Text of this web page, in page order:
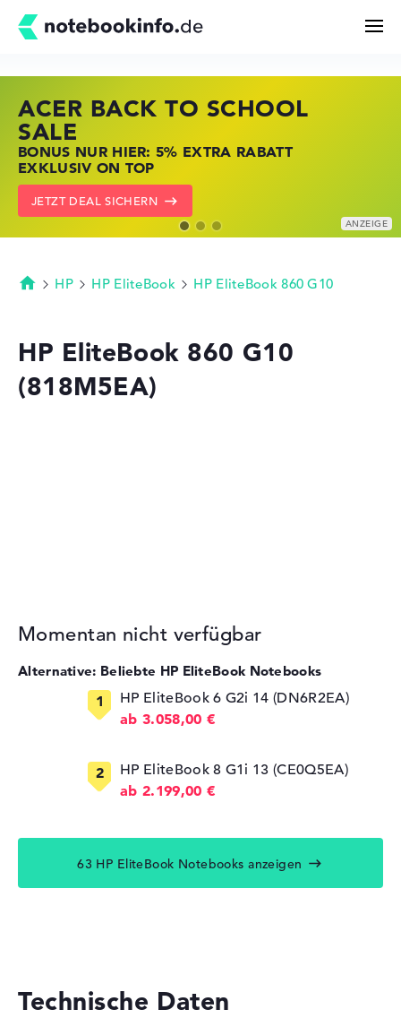
Kaufberatung
Technik & Wissen
Deals
ACER BACK TO SCHOOL
SALE
BONUS NUR HIER: 5% EXTRA RABATT
EXKLUSIV ON TOP
JETZT DEAL SICHERN
HP STORE SSV DEALS
JETZT ZUGREIFEN: NOTEBOOKS BEI HP
KRÄFTIG REDUZIERT
ZU DEN HP ANGEBOTEN
LENOVO LAPTOP DEALS
NOTEBOOKS BEI LENOVO JETZT
KRÄFTIG REDUZIERT
LENOVO DEALS ZEIGEN
Startseite
HP HP EliteBook HP EliteBook 860 G10
HP EliteBook 860 G10
(818M5EA)
Momentan nicht verfügbar
Alternative: Beliebte HP EliteBook Notebooks
HP EliteBook 6 G2i 14 (DN6R2EA)
ab 3.058,00 €
HP EliteBook 8 G1i 13 (CE0Q5EA)
ab 2.199,00 €
63 HP EliteBook Notebooks anzeigen
Technische Daten